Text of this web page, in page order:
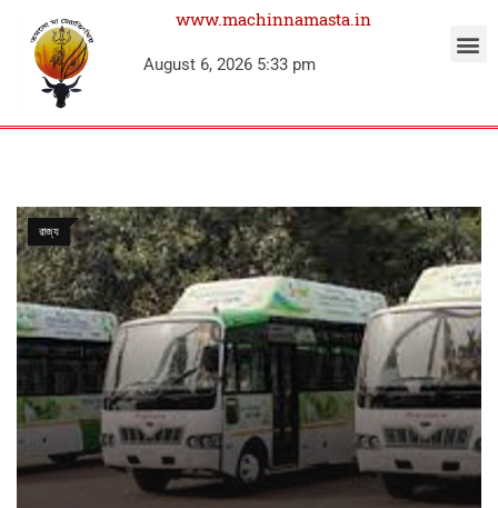
www.machinnamasta.in
August 6, 2026 5:33 pm
রাজ্য